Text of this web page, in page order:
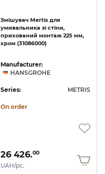
Змішувач Mertis для
умивальника зі стіни,
прихований монтаж 225 мм,
хром (31086000)
Manufacturer:
HANSGROHE
Series: METRIS
On order
26 426.00
UAH/pc.